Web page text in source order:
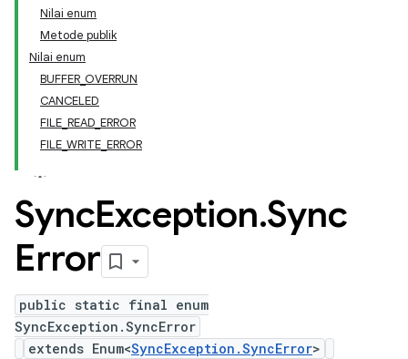
Nilai enum
Metode publik
Nilai enum
BUFFER_OVERRUN
CANCELED
FILE_READ_ERROR
FILE_WRITE_ERROR
SyncException.Sync
Error
public static final enum
SyncException.SyncError
extends Enum<SyncException.SyncError>